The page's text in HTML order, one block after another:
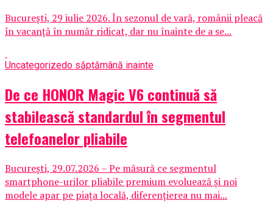
București, 29 iulie 2026. În sezonul de vară, românii pleacă
în vacanță în număr ridicat, dar nu înainte de a se...
Uncategorizedo săptămână inainte
De ce HONOR Magic V6 continuă să
stabilească standardul în segmentul
telefoanelor pliabile
București, 29.07.2026 – Pe măsură ce segmentul
smartphone-urilor pliabile premium evoluează și noi
modele apar pe piața locală, diferențierea nu mai...